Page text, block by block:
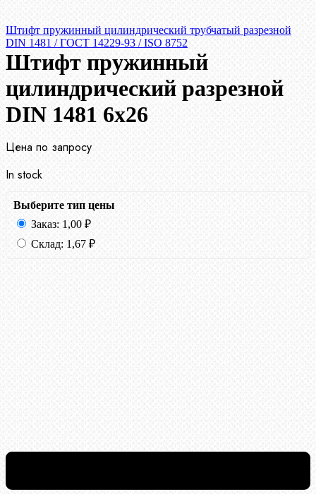
Штифт пружинный цилиндрический трубчатый разрезной
DIN 1481 / ГОСТ 14229-93 / ISO 8752
Штифт пружинный
цилиндрический разрезной
DIN 1481 6х26
Цена по запросу
In stock
Выберите тип цены
Заказ: 1,00 ₽
Склад: 1,67 ₽